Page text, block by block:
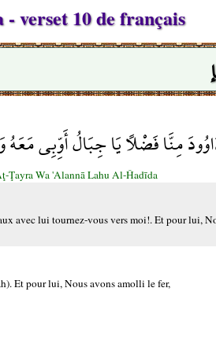
verset 10 de français
مِنَّا فَضْلًا يَا جِبَالُ أَوِّبِي مَعَهُ
Ţayra Wa 'Alannā Lahu Al-Ĥadīda
avec lui tournez-vous vers moi!. Et pour lui,
Et pour lui, Nous avons amolli le fer,